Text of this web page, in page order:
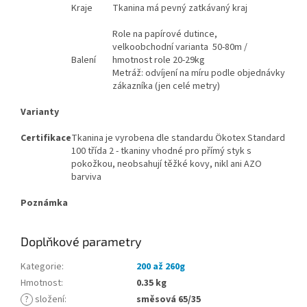
Kraje
Tkanina má pevný zatkávaný kraj
Balení
Role na papírové dutince,
velkoobchodní varianta 50-80m /
hmotnost role 20-29kg
Metráž: odvíjení na míru podle objednávky
zákazníka (jen celé metry)
Varianty
CertifikaceTkanina je vyrobena dle standardu Ökotex Standard
100 třída 2 - tkaniny vhodné pro přímý styk s
pokožkou, neobsahují těžké kovy, nikl ani AZO
barviva
Poznámka
Doplňkové parametry
Kategorie:
200 až 260g
Hmotnost:
0.35 kg
? složení:
směsová 65/35